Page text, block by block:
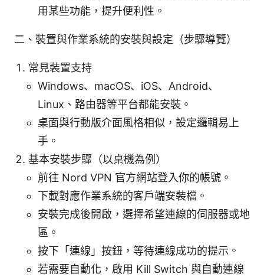
用某些功能，提升便利性。
二、裝置與作業系統的安裝與設定（步驟導覽）
常見裝置支持
Windows、macOS、iOS、Android、
Linux、路由器等平台都能安裝。
桌面與行動版介面風格相似，設定邏輯易上
手。
基本安裝步驟（以桌機為例）
前往 Nord VPN 官方網站登入你的帳號。
下載對應作業系統的客戶端安裝檔。
安裝完成後開啟，選擇希望連線的伺服器或地
區。
按下「連線」按鈕，等待連線成功的提示。
若需要自動化，啟用 Kill Switch 與自動連線